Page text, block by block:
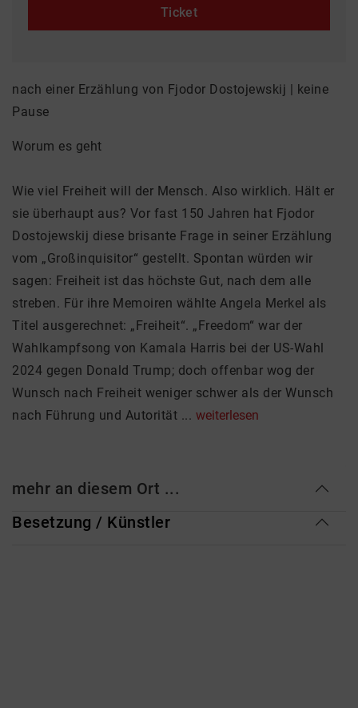
Ticket
nach einer Erzählung von Fjodor Dostojewskij | keine
Pause
Worum es geht
Wie viel Freiheit will der Mensch. Also wirklich. Hält er
sie überhaupt aus? Vor fast 150 Jahren hat Fjodor
Dostojewskij diese brisante Frage in seiner Erzählung
vom „Großinquisitor“ gestellt. Spontan würden wir
sagen: Freiheit ist das höchste Gut, nach dem alle
streben. Für ihre Memoiren wählte Angela Merkel als
Titel ausgerechnet: „Freiheit“. „Freedom“ war der
Wahlkampfsong von Kamala Harris bei der US-Wahl
2024 gegen Donald Trump; doch offenbar wog der
Wunsch nach Freiheit weniger schwer als der Wunsch
nach Führung und Autorität ... weiterlesen
mehr an diesem Ort ...
Besetzung / Künstler